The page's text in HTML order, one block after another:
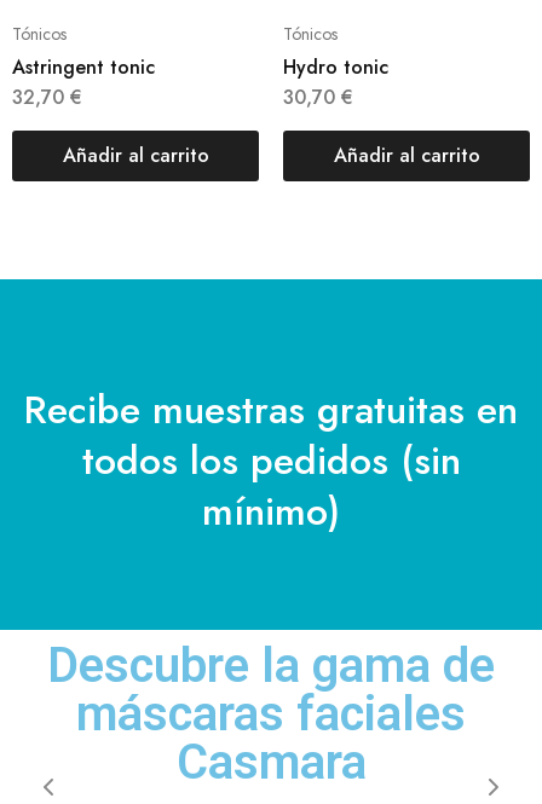
Tónicos
Astringent tonic
32,70 €
Añadir al carrito
Tónicos
Hydro tonic
30,70 €
Añadir al carrito
Recibe muestras gratuitas en
todos los pedidos (sin
mínimo)
Descubre la gama de
máscaras faciales
Casmara